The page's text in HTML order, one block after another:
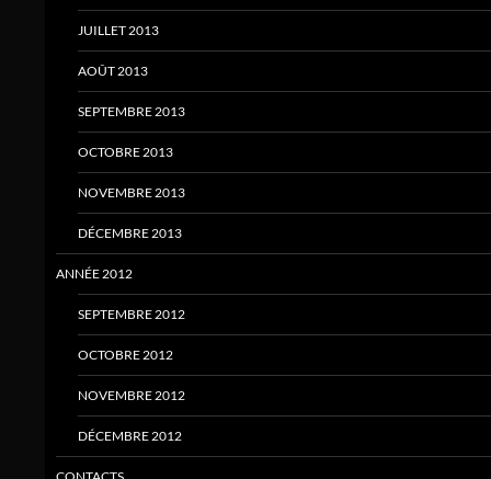
JUILLET 2013
AOÛT 2013
SEPTEMBRE 2013
OCTOBRE 2013
NOVEMBRE 2013
DÉCEMBRE 2013
ANNÉE 2012
SEPTEMBRE 2012
OCTOBRE 2012
NOVEMBRE 2012
DÉCEMBRE 2012